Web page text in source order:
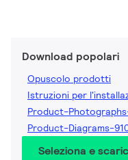
Download popolari
Opuscolo prodotti
Istruzioni per
Product-
Product-Diagrams-
Seleziona e